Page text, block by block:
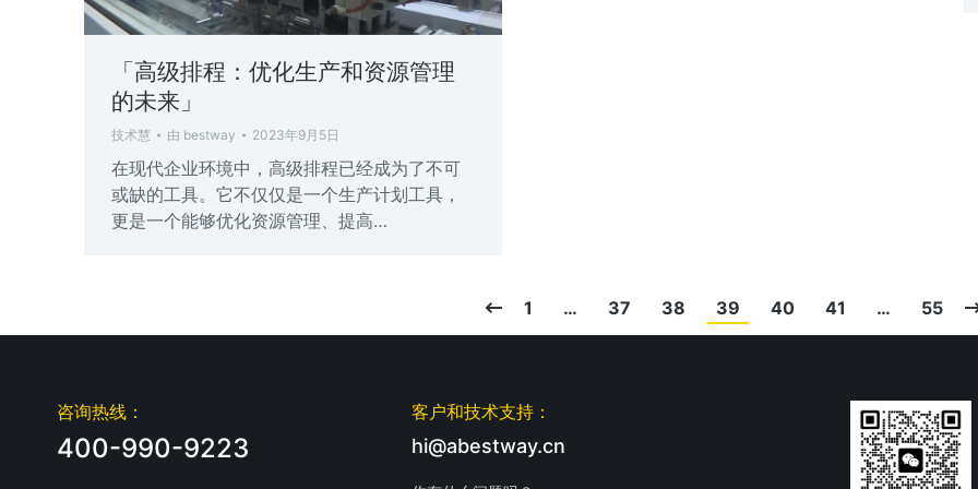
「高级排程：优化生产和资源管理
的未来」
技术慧 由 bestway 2023年9月5日
在现代企业环境中，高级排程已经成为了不可
或缺的工具。它不仅仅是一个生产计划工具，
更是一个能够优化资源管理、提高…
1 … 37 38 39 40 41 … 55
咨询热线：
400-990-9223
客户和技术支持：
hi@abestway.cn